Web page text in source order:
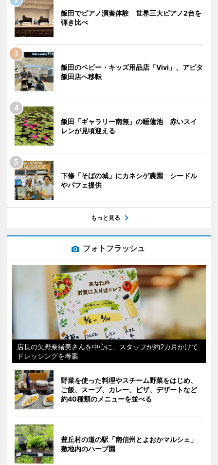
飯田でピアノ演奏体験 世界三大ピアノ2台を
弾き比べ
飯田のベビー・キッズ用品店「Vivi」、アピタ
飯田店へ移転
飯田「ギャラリー南無」の睡蓮池 赤いスイ
レンが見頃迎える
下條「そばの城」にカネシゲ農園 シードル
やパフェ提供
もっと見る
フォトフラッシュ
店長の矢野奈緒美さんを中心に、スタッフが約2カ月かけて
ドレッシングを考案
野菜を使った料理やスチーム野菜をはじめ、
ご飯、スープ、カレー、ピザ、デザートなど
約40種類のメニューを並べる
豊丘村の道の駅「南信州とよおかマルシェ」
敷地内のハーブ園